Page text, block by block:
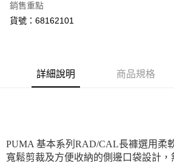
付款後全家取貨
每筆NT$100，滿NT$1,800(含以上)免運費
宅配(離島恕不配送)
銷售重點
貨號：68162101
詳細說明 商品規格
PUMA 基本系列RAD/CAL長褲選用柔
寬鬆剪裁及方便收納的側邊口袋設計